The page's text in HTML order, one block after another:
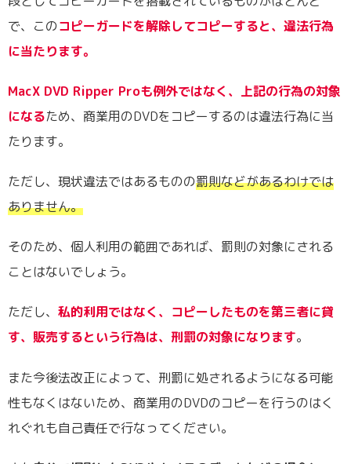
で、このコピーガードを解除してコピーすると、違法行為
に当たります。
MacX DVD Ripper Proも例外ではなく、上記の行為の対象
になるため、商業用のDVDをコピーするのは違法行為に当
たります。
ただし、現状違法ではあるものの罰則などがあるわけでは
ありません。
そのため、個人利用の範囲であれば、罰則の対象にされる
ことはないでしょう。
ただし、 私的利用ではなく、コピーしたものを第三者に貸
す、販売するという行為は、刑罰の対象になります。
また今後法改正によって、刑罰に処されるようになる可能
性もなくはないため、商業用のDVDのコピーを行うのはく
れぐれも自己責任で行なってください。